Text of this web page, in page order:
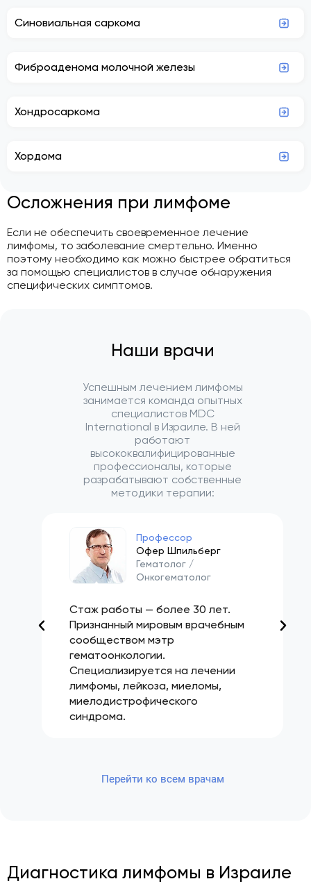
Синовиальная саркома
Фиброаденома молочной железы
Хондросаркома
Хордома
Осложнения при лимфоме
Если не обеспечить своевременное лечение
лимфомы, то заболевание смертельно. Именно
поэтому необходимо как можно быстрее обратиться
за помощью специалистов в случае обнаружения
специфических симптомов.
Наши врачи
Успешным лечением лимфомы
занимается команда опытных
специалистов MDC
International в Израиле. В ней
работают
высококвалифицированные
профессионалы, которые
разрабатывают собственные
методики терапии:
Стаж работы — более 30 лет.
Признанный мировым врачебным
сообществом мэтр
гематоонкологии.
Специализируется на лечении
лимфомы, лейкоза, миеломы,
миелодистрофического
синдрома.
Профессор
Офер Шпильберг
Гематолог /
Онкогематолог
Перейти ко всем врачам
Диагностика лимфомы в Израиле